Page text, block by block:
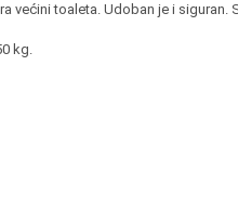
većini toaleta. Udoban je i
kg.